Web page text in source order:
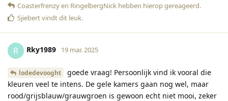
Coasterfrenzyen RingelbergNick hebben hierop gereageerd.
Sjiebertvindt dit leuk.
R Rky1989 19 mar. 2025
lodedevooght
goede vraag! Persoonlijk vind ik vooral die
kleuren veel te intens. De gele kamers gaan nog wel, maar
rood/grijsblauw/grauwgroen is gewoon echt niet mooi, zeker